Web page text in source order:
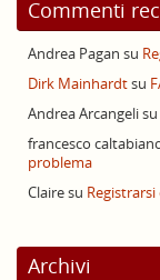
Commenti
Andrea Pagan su
Dirk Mainhardtsu
Andrea Arcangelisu
francesco
problema
Clairesu
Archivi